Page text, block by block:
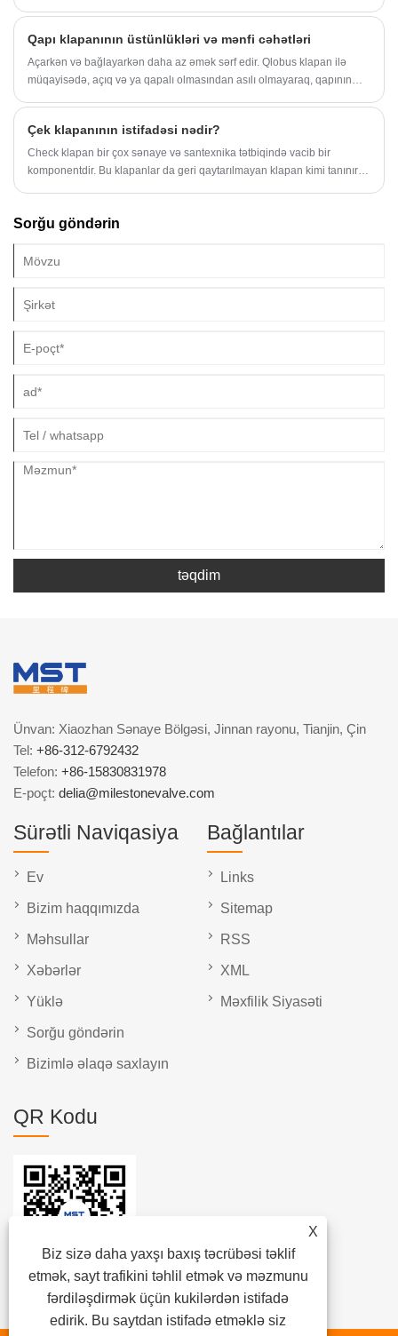
yumşaq möhürlənmiş kəpənək klapan lövhəsini və yumşaq
möhürlənmiş kəpənək klapan oturacağını kompensasiya edin.
Sızdırmazlıq kəpənək klapan oturacağının sızdırmazlıq səthində sıx
Qapı klapanının üstünlükləri və mənfi cəhətləri
Açarkən və bağlayarkən daha az əmək sərf edir. Qlobus klapan ilə
müqayisədə, açıq və ya qapalı olmasından asılı olmayaraq, qapının
Çek klapanının istifadəsi nədir?
Check klapan bir çox sənaye və santexnika tətbiqində vacib bir
komponentdir. Bu klapanlar da geri qaytarılmayan klapan kimi tanınır
Sorğu göndərin
təqdim
X
Biz sizə daha yaxşı baxış təcrübəsi təklif
etmək, sayt trafikini təhlil etmək və məzmunu
fərdiləşdirmək üçün kukilərdən istifadə
edirik. Bu saytdan istifadə etməklə siz
Ünvan: Xiaozhan Sənaye Bölgəsi, Jinnan rayonu, Tianjin, Çin
Tel: +86-312-6792432
Telefon: +86-15830831978
E-poçt: delia@milestonevalve.com
Sürətli Naviqasiya
Ev
Bizim haqqımızda
Məhsullar
Xəbərlər
Yüklə
Sorğu göndərin
Bizimlə əlaqə saxlayın
Bağlantılar
Links
Sitemap
RSS
XML
Məxfilik Siyasəti
QR Kodu